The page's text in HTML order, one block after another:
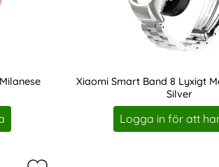
Xiaomi Smart Band 8 Lyxigt
Silver
Art. nr 219594
Logga in för att